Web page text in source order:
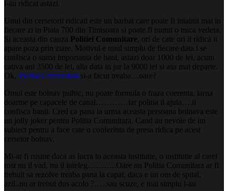
i-au ridicat astazi.
Unul din cersetorii ridicati este un barbat care poate fi intalnit mai in
fiecare zi in Piata 700 din Timisoara si poate fi numit o mica vedeta.
Si aceasta din cauza Politiei Comunitare, ori de cate ori il ridica ii
apare poza prin ziare. Motivul e unul simplu de fiecare data i se
confisca o suma importanta de bani, astazi doar 1000 de lei, acum
cativa ani 3500 de lei, alta data in jur la 9000 lei si asa mai departe.
Ok, Politia Comunitara si-a facut treaba…oare?
Omul este bolnav psihic, nu poate formula o fraza coerenta, iarna
doarme pe capacele de canal…………iar politia il ajuta….ii
confisca banii. Cred ca pana la urma aceasta persoana bolnava este
un jolly joker pentru Politia Comunitara. Cand au nevoie de un
subiect pentru a face cate o conferinta de presa ridica pe acest
cersetor bolnav.
Mi-ar fi rusine daca as lucra in aceasta institutie, o institutie al carei
rost nu il vad, nu il inteleg………..Oare nu Politia Comunitara ar fi
trebuit sa rezolve treaba pana la capat, daca e un om de spital,
azil..nu ar trebui dus acolo ?…..sau scuze, e mai simplu l-au